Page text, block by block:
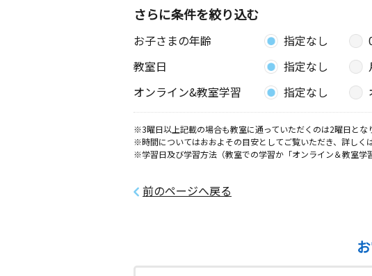
さらに条件を絞り込む
お子さまの年齢 指定なし
教室日
指定なし
オンライン&教室学習
指定なし
※3曜日以上記載の場合も教室に通っていただくのは2曜日とな
※時間についてはおおよその目安としてご覧いただき、詳しく
※学習日及び学習方法（教室での学習か「オンライン＆教室学
前のページへ戻る